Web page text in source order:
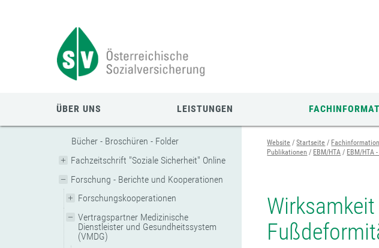
ÜBER UNS LEISTUNGEN
Bücher - Broschüren - Folder
Fachzeitschrift "Soziale Sicherheit" Online
Forschung - Berichte und Kooperationen
Forschungskooperationen
Vertragspartner Medizinische
Dienstleister und Gesundheitssystem
(VMDG)
Website Startseite
Publikationen
EBM/HTA EBM/HTA